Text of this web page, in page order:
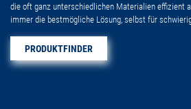
die oft ganz unterschiedlichen Materialien effizient
immer die bestmögliche Lösung, selbst für
PRODUKTFINDER